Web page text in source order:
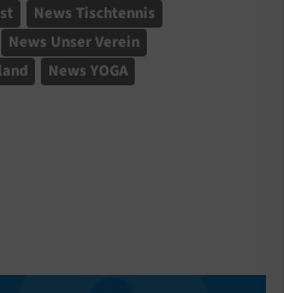
News Tischtennis
News Unser Verein
News YOGA